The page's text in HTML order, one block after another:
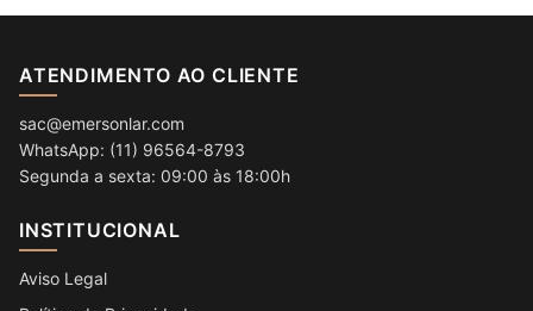
ATENDIMENTO AO CLIENTE
sac@emersonlar.com
WhatsApp: (11) 96564-8793
Segunda a sexta: 09:00 às 18:00h
INSTITUCIONAL
Aviso Legal